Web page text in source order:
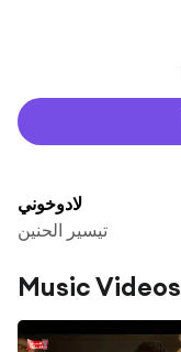
لادوخوني
تيسير الحنين
Music Videos